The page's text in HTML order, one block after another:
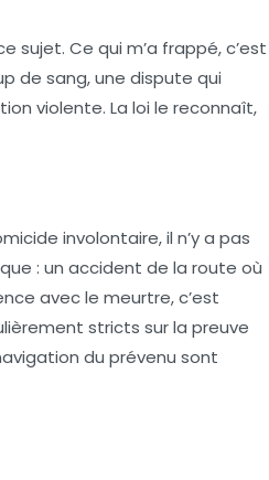
sujet. Ce qui m’a frappé, c’est
de sang, une dispute qui
violente. La loi le reconnaît,
involontaire, il n’y a pas
: un accident de la route où
avec le meurtre, c’est
stricts sur la preuve
du prévenu sont